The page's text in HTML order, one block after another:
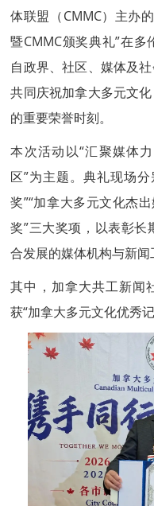
体联盟（CMMC）主办
暨CMMC颁奖典礼”在
自政界、社区、媒体及
共同庆祝加拿大多元文
的重要荣誉时刻。
本次活动以“汇聚媒体
区”为主题。典礼现场
奖”“加拿大多元文化杰
奖”三大奖项，以表彰
合发展的媒体机构与新闻
其中，加拿大共工新闻
获“加拿大多元文化优秀记